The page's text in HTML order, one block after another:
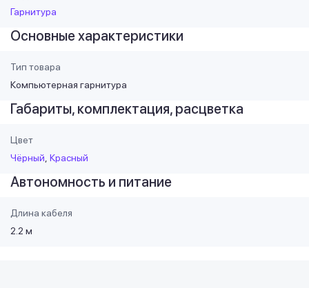
Гарнитура
Основные характеристики
Тип товара
Компьютерная гарнитура
Габариты, комплектация, расцветка
Цвет
Чёрный Красный
Автономность и питание
Длина кабеля
2.2 м